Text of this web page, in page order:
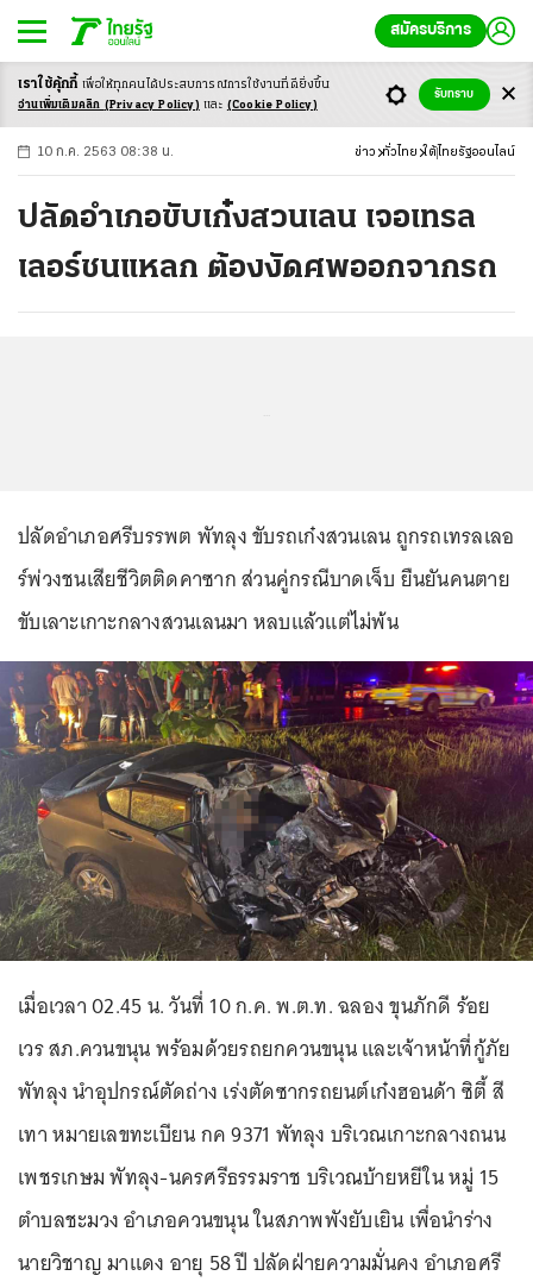
สมัครบริการ
-ก ก ก+
10 ก.ค. 2563 08:38 น. ข่าว ทั่วไทย ใต้ ไทยรัฐออนไลน์
ปลัดอำเภอขับเก๋งสวนเลน เจอเทรล
เลอร์ชนแหลก ต้องงัดศพออกจากรถ
ปลัดอำเภอศรีบรรพต พัทลุง ขับรถเก๋งสวนเลน ถูกรถเทรลเลอ
ร์พ่วงชนเสียชีวิตติดคาซาก ส่วนคู่กรณีบาดเจ็บ ยืนยันคนตาย
ขับเลาะเกาะกลางสวนเลนมา หลบแล้วแต่ไม่พ้น
เมื่อเวลา 02.45 น. วันที่ 10 ก.ค. พ.ต.ท. ฉลอง ขุนภักดี ร้อย
เวร สภ.ควนขนุน พร้อมด้วยรถยกควนขนุน และเจ้าหน้าที่กู้ภัย
พัทลุง นำอุปกรณ์ตัดถ่าง เร่งตัดซากรถยนต์เก๋งฮอนด้า ซิตี้ สี
เทา หมายเลขทะเบียน กค 9371 พัทลุง บริเวณเกาะกลางถนน
เพชรเกษม พัทลุง-นครศรีธรรมราช บริเวณบ้ายหยีใน หมู่ 15
ตำบลชะมวง อำเภอควนขนุน ในสภาพพังยับเยิน เพื่อนำร่าง
นายวิชาญ มาแดง อายุ 58 ปี ปลัดฝ่ายความมั่นคง อำเภอศรี
เราใช้คุ้กกี้ เพื่อให้ทุกคนได้ประสบการณ์การใช้งานที่ดียิ่งขึ้น
อ่านเพิ่มเติมคลิก (Privacy Policy) และ (Cookie Policy)
รับทราบ